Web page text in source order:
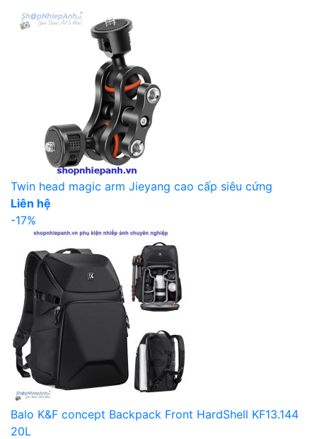
Twin head magic arm Jieyang cao cấp siêu cứng
Liên hệ
-17%
Balo K&F concept Backpack Front HardShell KF13.144
20L